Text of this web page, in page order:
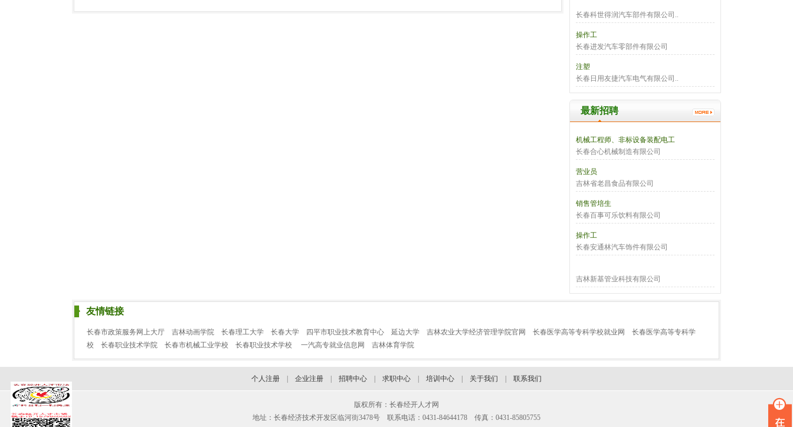
长春科世得润汽车部件有限公司..
操作工
长春进发汽车零部件有限公司
注塑
长春日用友捷汽车电气有限公司..
最新招聘
机械工程师、非标设备装配电工
长春合心机械制造有限公司
营业员
吉林省老昌食品有限公司
销售管培生
长春百事可乐饮料有限公司
操作工
长春安通林汽车饰件有限公司
吉林新基管业科技有限公司
友情链接
长春市政策服务网上大厅 吉林动画学院 长春理工大学 长春大学 四平市职业技术教育中心 延边大学 吉林农业大学经济管理学院官网 长春医学高等专科学校就业网
长春医学高等专科学
校
长春职业技术学院 长春市机械工业学校 长春职业技术学校 一汽高专就业信息网 吉林体育学院
个人注册 企业注册 招聘中心 求职中心 培训中心 关于我们 联系我们
版权所有：长春经开人才网
地址：长春经济技术开发区临河街3478号 联系电话：0431-84644178 传真：0431-85805755